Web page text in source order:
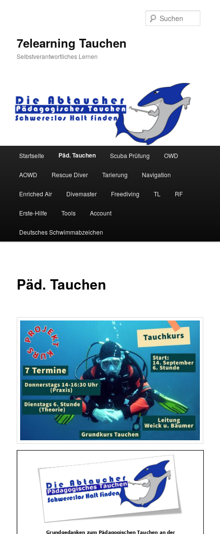
7elearning Tauchen
Selbstverantwortliches Lernen
Startseite Päd. Tauchen Scuba Prüfung OWD
AOWD Rescue Diver Tarierung Navigation
Enriched Air Divemaster Freediving TL RF
Erste-Hilfe Tools Account
Deutsches Schwimmabzeichen
Päd. Tauchen